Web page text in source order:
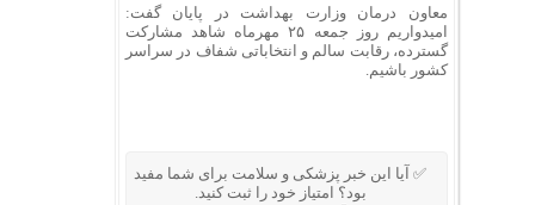
معاون درمان وزارت بهداشت در پایان گفت:
امیدواریم روز جمعه ۲۵ مهرماه شاهد مشارکت
گسترده، رقابت سالم و انتخاباتی شفاف در سراسر
کشور باشیم.
✅ آیا این خبر پزشکی و سلامت برای شما مفید
بود؟ امتیاز خود را ثبت کنید.